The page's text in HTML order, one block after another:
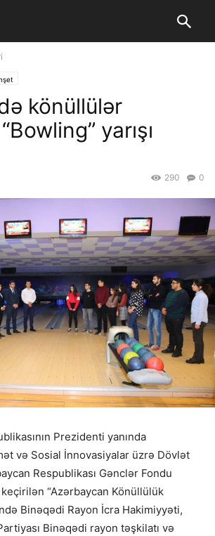
könüllülər
yarışı
0
290
Prezidenti yanında
və Sosial İnnovasiyalar üzrə Dövlət
Respublikası Gənclər Fondu
“Azərbaycan Könüllülük
Binəqədi Rayon İcra Hakimiyyəti,
Binəqədi rayon təşkilatı və